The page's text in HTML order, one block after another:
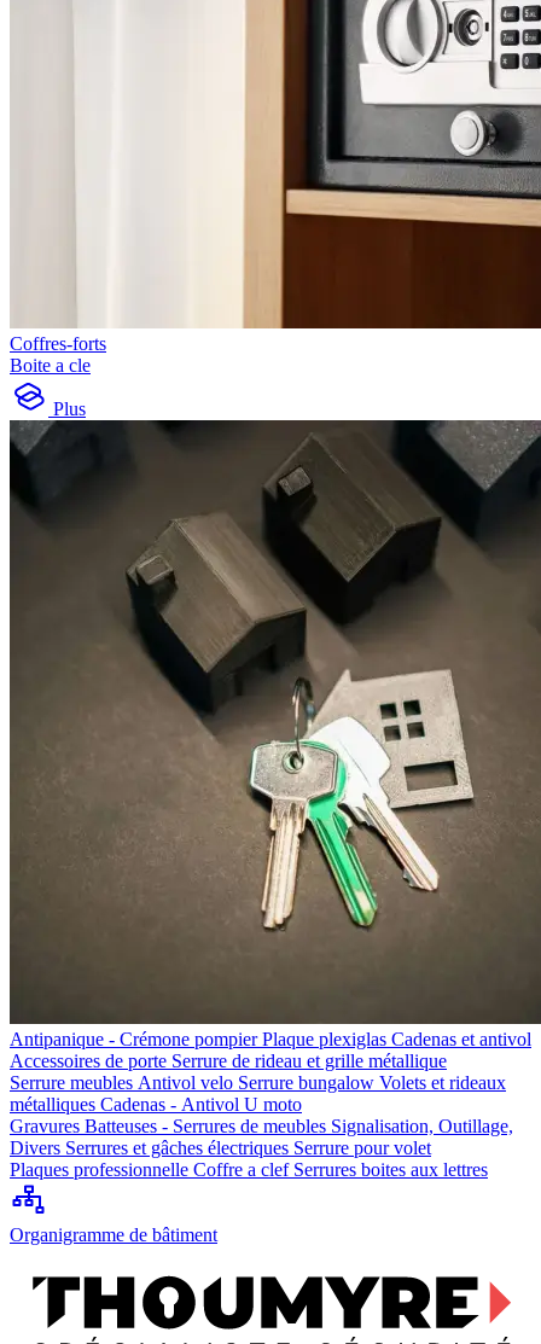
Coffres-forts
Boite a cle
Plus
Antipanique - Crémone pompierPlaque plexiglas Cadenas et antivol
Accessoires de porte Serrure de rideau et grille métallique
Serrure meubles Antivol velo Serrure bungalow Volets et rideaux
métalliques Cadenas - Antivol U moto
Gravures Batteuses - Serrures de meubles Signalisation, Outillage,
Divers Serrures et gâches électriques Serrure pour volet
Plaques professionnelle Coffre a clef Serrures boites aux lettres
Organigramme de bâtiment